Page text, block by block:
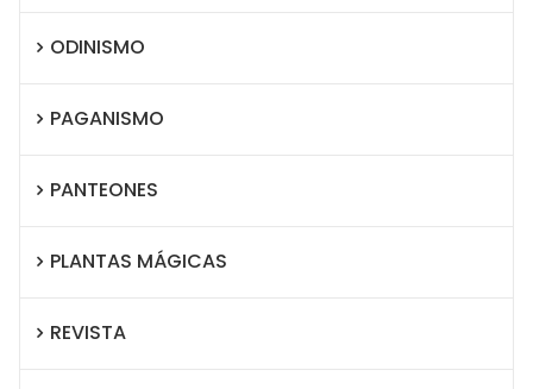
ODINISMO
PAGANISMO
PANTEONES
PLANTAS MÁGICAS
REVISTA